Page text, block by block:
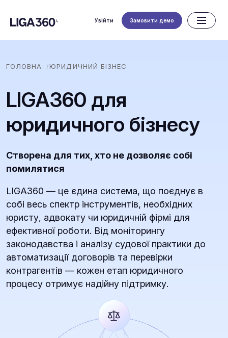
Увійти Замовити демо
ГОЛОВНА ЮРИДИЧНИЙ БІЗНЕС
LIGA360 для
юридичного бізнесу
Створена для тих, хто не дозволяє собі
помилятися
LIGA360 — це єдина система, що поєднує в
собі весь спектр інструментів, необхідних
юристу, адвокату чи юридичній фірмі для
ефективної роботи. Від моніторингу
законодавства і аналізу судової практики до
автоматизації договорів та перевірки
контрагентів — кожен етап юридичного
процесу отримує надійну підтримку.